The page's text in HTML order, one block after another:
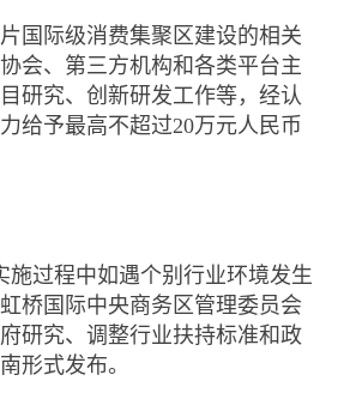
际级消费集聚区建设的相关
会、第三方机构和各类平台主
研究、创新研发工作等，经认
给予最高不超过20万元人民币
过程中如遇个别行业环境发生
桥国际中央商务区管理委员会
研究、调整行业扶持标准和政
形式发布。